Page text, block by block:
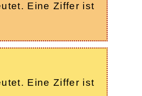
Eine Ziffer ist
Eine Ziffer ist